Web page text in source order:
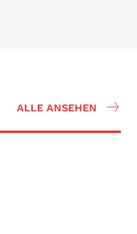
ALLE ANSEHEN